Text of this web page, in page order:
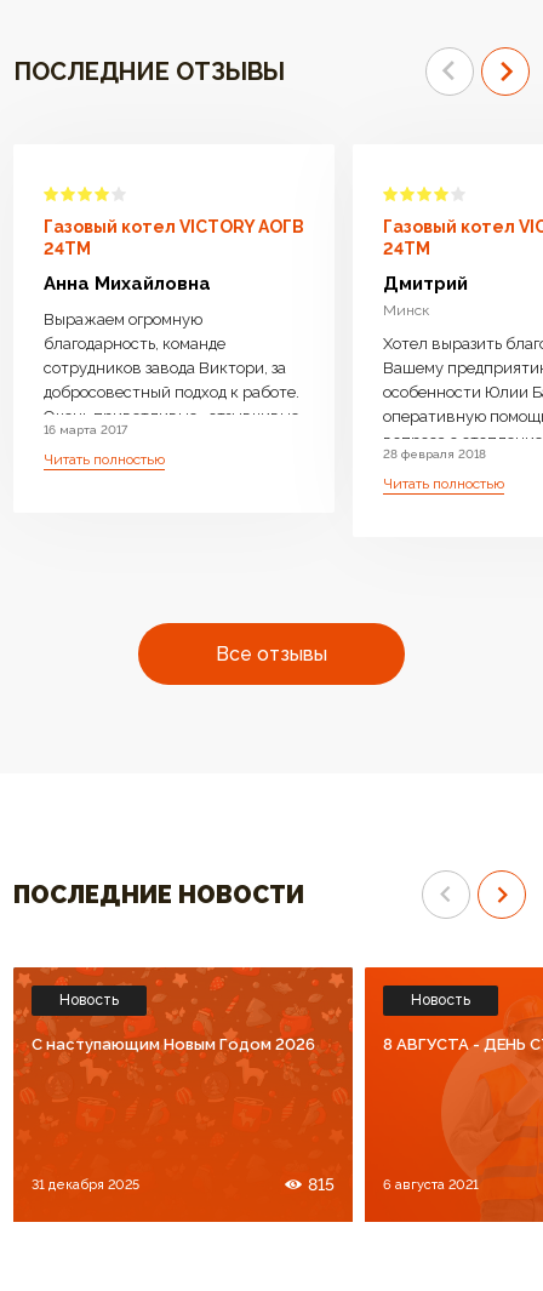
ПОСЛЕДНИЕ ОТЗЫВЫ
Все отзывы
Газовый котел VICTORY АОГВ
24TM
Анна Михайловна
Выражаем огромную
благодарность, команде
сотрудников завода Виктори, за
добросовестный подход к работе.
Очень приветливые , отзывчивые
менеджеры ответили на все
интересующие вопросы, дали
чисто . Оборудование работает
бесшумно.Очень довольны что
выбрали ваш котел. Огромное
16 марта 2017
Читать полностью
Газовый котел
24TM
Дмитрий
Минск
Хотел выразить
Вашему
особенности Юлии
оперативную
вопроса с
возможность
замены
очень много людей
одном месте
отопления высокого
28 февраля 2018
Читать полностью
ПОСЛЕДНИЕ НОВОСТИ
Новость
C наступающим Новым Годом 2026
31 декабря 2025 815
Новость
8 АВГУСТА - ДЕНЬ
6 августа 2021